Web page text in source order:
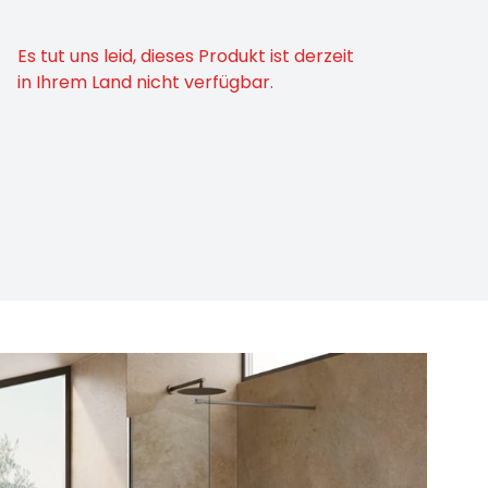
Es tut uns leid, dieses Produkt ist derzeit
in Ihrem Land nicht verfügbar.